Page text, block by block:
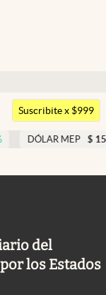
Argentina
Suscribite x $999
$ 1518,45 -
del
los Estados